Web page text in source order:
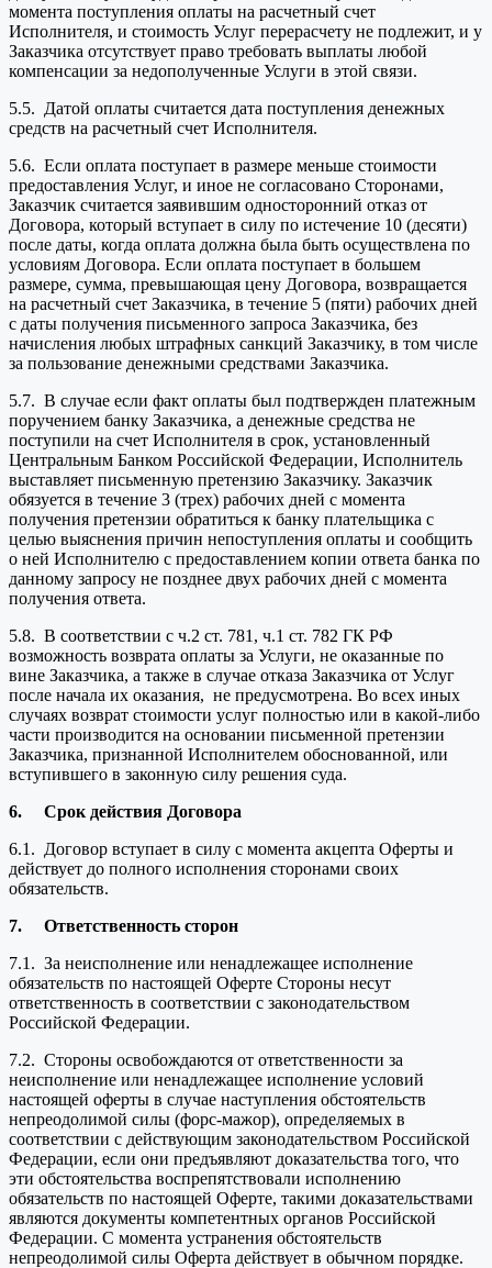
момента поступления оплаты на расчетный счет
Исполнителя, и стоимость Услуг перерасчету не подлежит, и у
Заказчика отсутствует право требовать выплаты любой
компенсации за недополученные Услуги в этой связи.
5.5. Датой оплаты считается дата поступления денежных
средств на расчетный счет Исполнителя.
5.6. Если оплата поступает в размере меньше стоимости
предоставления Услуг, и иное не согласовано Сторонами,
Заказчик считается заявившим односторонний отказ от
Договора, который вступает в силу по истечение 10 (десяти)
после даты, когда оплата должна была быть осуществлена по
условиям Договора. Если оплата поступает в большем
размере, сумма, превышающая цену Договора, возвращается
на расчетный счет Заказчика, в течение 5 (пяти) рабочих дней
с даты получения письменного запроса Заказчика, без
начисления любых штрафных санкций Заказчику, в том числе
за пользование денежными средствами Заказчика.
5.7. В случае если факт оплаты был подтвержден платежным
поручением банку Заказчика, а денежные средства не
поступили на счет Исполнителя в срок, установленный
Центральным Банком Российской Федерации, Исполнитель
выставляет письменную претензию Заказчику. Заказчик
обязуется в течение 3 (трех) рабочих дней с момента
получения претензии обратиться к банку плательщика с
целью выяснения причин непоступления оплаты и сообщить
о ней Исполнителю с предоставлением копии ответа банка по
данному запросу не позднее двух рабочих дней с момента
получения ответа.
5.8. В соответствии с ч.2 ст. 781, ч.1 ст. 782 ГК РФ
возможность возврата оплаты за Услуги, не оказанные по
вине Заказчика, а также в случае отказа Заказчика от Услуг
после начала их оказания, не предусмотрена. Во всех иных
случаях возврат стоимости услуг полностью или в какой-либо
части производится на основании письменной претензии
Заказчика, признанной Исполнителем обоснованной, или
вступившего в законную силу решения суда.
6. Срок действия Договора
6.1. Договор вступает в силу с момента акцепта Оферты и
действует до полного исполнения сторонами своих
обязательств.
7. Ответственность сторон
7.1. За неисполнение или ненадлежащее исполнение
обязательств по настоящей Оферте Стороны несут
ответственность в соответствии с законодательством
Российской Федерации.
7.2. Стороны освобождаются от ответственности за
неисполнение или ненадлежащее исполнение условий
настоящей оферты в случае наступления обстоятельств
непреодолимой силы (форс-мажор), определяемых в
соответствии с действующим законодательством Российской
Федерации, если они предъявляют доказательства того, что
эти обстоятельства воспрепятствовали исполнению
обязательств по настоящей Оферте, такими доказательствами
являются документы компетентных органов Российской
Федерации. С момента устранения обстоятельств
непреодолимой силы Оферта действует в обычном порядке.